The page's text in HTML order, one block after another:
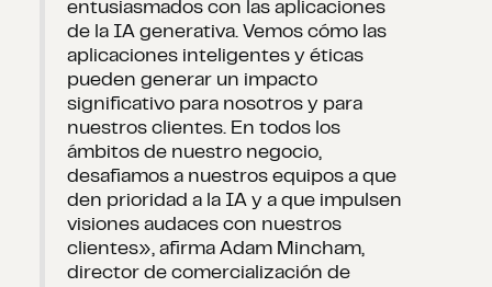
entusiasmados con las aplicaciones
de la IA generativa. Vemos cómo las
aplicaciones inteligentes y éticas
pueden generar un impacto
significativo para nosotros y para
nuestros clientes. En todos los
ámbitos de nuestro negocio,
desafiamos a nuestros equipos a que
den prioridad a la IA y a que impulsen
visiones audaces con nuestros
clientes», afirma Adam Mincham,
director de comercialización de